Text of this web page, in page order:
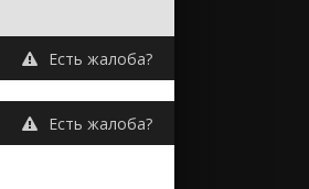
Есть жалоба?
Есть жалоба?